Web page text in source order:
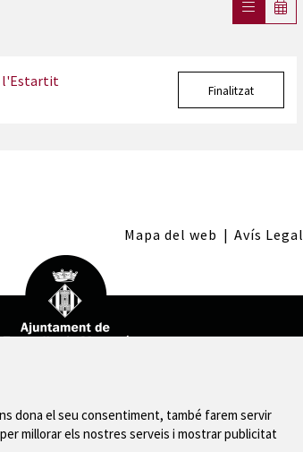
l'Estartit
Finalitzat
Mapa del web | Avís Legal
dona el seu consentiment, també farem servir
millorar els nostres serveis i mostrar publicitat